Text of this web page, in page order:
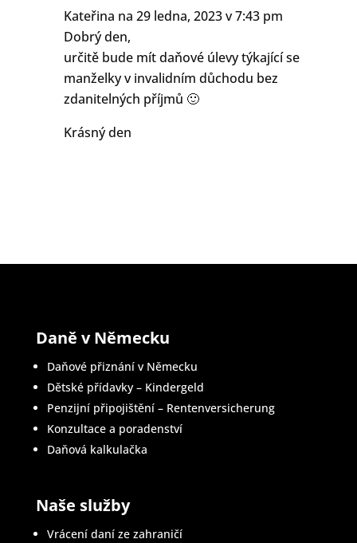
Kateřina na 29 ledna, 2023 v 7:43 pm
Dobrý den,
určitě bude mít daňové úlevy týkající se
manželky v invalidním důchodu bez
zdanitelných příjmů 🙂
Krásný den
Daně v Německu
Daňové přiznání v Německu
Dětské přídavky – Kindergeld
Penzijní připojištění – Rentenversicherung
Konzultace a poradenství
Daňová kalkulačka
Naše služby
Vrácení daní ze zahraničí